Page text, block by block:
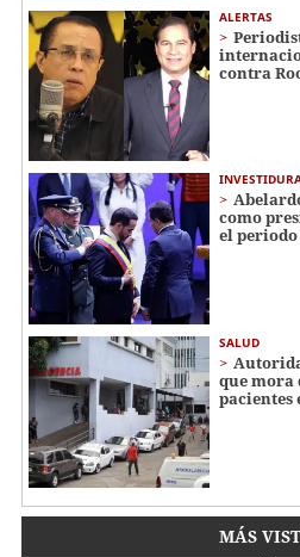
ALERTAS
contra
como
el periodo
SALUD
que mora
pacientes
MÁS